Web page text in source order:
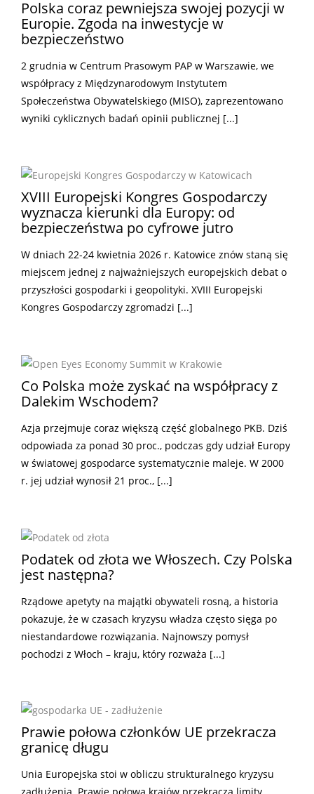
Polska coraz pewniejsza swojej pozycji w
Europie. Zgoda na inwestycje w
bezpieczeństwo
2 grudnia w Centrum Prasowym PAP w Warszawie, we
współpracy z Międzynarodowym Instytutem
Społeczeństwa Obywatelskiego (MISO), zaprezentowano
wyniki cyklicznych badań opinii publicznej [...]
XVIII Europejski Kongres Gospodarczy
wyznacza kierunki dla Europy: od
bezpieczeństwa po cyfrowe jutro
W dniach 22-24 kwietnia 2026 r. Katowice znów staną się
miejscem jednej z najważniejszych europejskich debat o
przyszłości gospodarki i geopolityki. XVIII Europejski
Kongres Gospodarczy zgromadzi [...]
Co Polska może zyskać na współpracy z
Dalekim Wschodem?
Azja przejmuje coraz większą część globalnego PKB. Dziś
odpowiada za ponad 30 proc., podczas gdy udział Europy
w światowej gospodarce systematycznie maleje. W 2000
r. jej udział wynosił 21 proc., [...]
Podatek od złota we Włoszech. Czy Polska
jest następna?
Rządowe apetyty na majątki obywateli rosną, a historia
pokazuje, że w czasach kryzysu władza często sięga po
niestandardowe rozwiązania. Najnowszy pomysł
pochodzi z Włoch – kraju, który rozważa [...]
Prawie połowa członków UE przekracza
granicę długu
Unia Europejska stoi w obliczu strukturalnego kryzysu